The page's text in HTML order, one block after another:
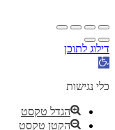
דילוג לתוכן
פתח
נגישות
כלי נגישות
הגדל טקסט
הקטן טקסט